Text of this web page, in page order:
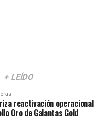
+ LEÍDO
reactivación operacional
Oro de Galantas Gold